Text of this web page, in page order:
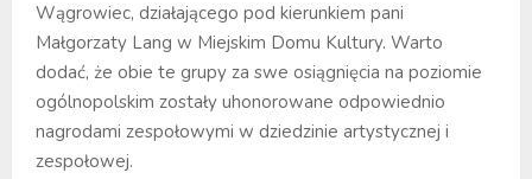
Wągrowiec, działającego pod kierunkiem pani
Małgorzaty Lang w Miejskim Domu Kultury. Warto
dodać, że obie te grupy za swe osiągnięcia na poziomie
ogólnopolskim zostały uhonorowane odpowiednio
nagrodami zespołowymi w dziedzinie artystycznej i
zespołowej.